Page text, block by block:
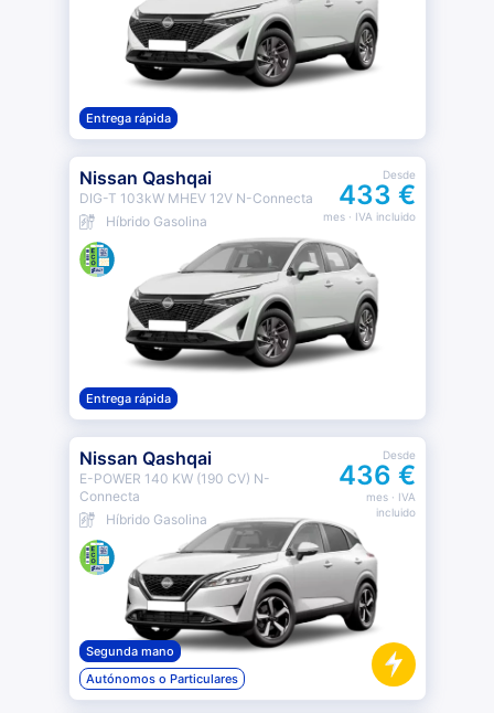
Entrega rápida
Nissan Qashqai
DIG-T 103kW MHEV 12V N-Connecta
Híbrido Gasolina
Desde
433 €
mes· IVA incluido
Entrega rápida
Nissan Qashqai
E-POWER 140 KW (190 CV) N-
Connecta
Híbrido Gasolina
Desde
436 €
mes· IVA
incluido
Segunda mano
Autónomos o Particulares